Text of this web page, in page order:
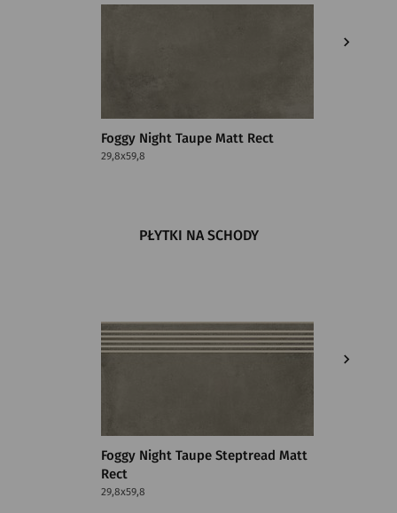
Foggy Night Taupe Matt Rect
29,8x59,8
PŁYTKI NA SCHODY
Foggy Night Taupe Steptread Matt
Rect
29,8x59,8